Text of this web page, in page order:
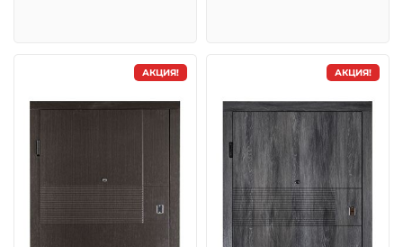
АКЦИЯ! АКЦИЯ!